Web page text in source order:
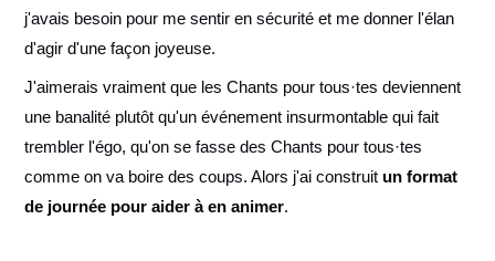
j'avais besoin pour me sentir en sécurité et me donner l'élan
d'agir d'une façon joyeuse.
J'aimerais vraiment que les Chants pour tous·tes deviennent
une banalité plutôt qu'un événement insurmontable qui fait
trembler l'égo, qu'on se fasse des Chants pour tous·tes
comme on va boire des coups. Alors j'ai construit un format
de journée pour aider à en animer.